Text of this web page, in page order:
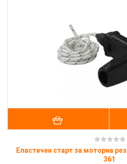
Еластичен старт за моторна
361